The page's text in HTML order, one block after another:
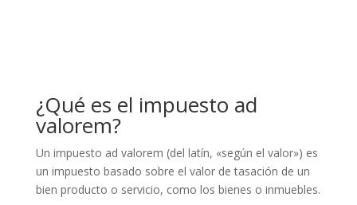
¿Qué es el impuesto ad
valorem?
Un impuesto ad valorem (del latín, «según el valor») es
un impuesto basado sobre el valor de tasación de un
bien producto o servicio, como los bienes o inmuebles.